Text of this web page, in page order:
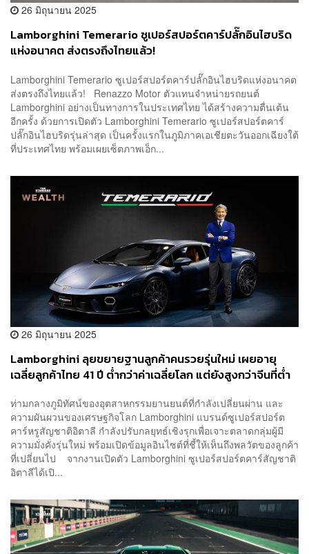
26 มิถุนายน 2025
Lamborghini Temerario ซูเปอร์สปอร์ตคาร์ปลั๊กอินไฮบริด
แห่งอนาคต ส่งตรงถึงไทยแล้ว!
Lamborghini Temerario ซูเปอร์สปอร์ตคาร์ปลั๊กอินไฮบริดแห่งอนาคต
ส่งตรงถึงไทยแล้ว! Renazzo Motor ตัวแทนจำหน่ายรถยนต์
Lamborghini อย่างเป็นทางการในประเทศไทย ได้สร้างความตื่นเต้น
อีกครั้ง ด้วยการเปิดตัว Lamborghini Temerario ซูเปอร์สปอร์ตคาร์
ปลั๊กอินไฮบริดรุ่นล่าสุด เป็นครั้งแรกในภูมิภาคเอเชียตะวันออกเฉียงใต้
ที่ประเทศไทย พร้อมเผยเซ็ตภาพเอ็ก...
26 มิถุนายน 2025
Lamborghini ลุยขยายฐานลูกค้าคนรวยรุ่นใหม่ เผยอายุ
เฉลี่ยลูกค้าไทย 41 ปี ต่ำกว่าค่าเฉลี่ยโลก แต่ยังสูงกว่าจีนที่ต่ำ
ท่ามกลางภูมิทัศน์ของอุตสาหกรรมยานยนต์ที่กำลังเปลี่ยนผ่าน และ
ความผันผวนของเศรษฐกิจโลก Lamborghini แบรนด์ซูเปอร์สปอร์ต
คาร์หรูสัญชาติอิตาลี กำลังปรับกลยุทธ์เชิงรุกเพื่อเจาะตลาดกลุ่มผู้มี
ความมั่งคั่งรุ่นใหม่ พร้อมเปิดข้อมูลอินไซต์ที่ชี้ให้เห็นถึงพลวัตของลูกค้า
ที่เปลี่ยนไป จากงานเปิดตัว Lamborghini ซูเปอร์สปอร์ตคาร์สัญชาติ
อิตาลีได้เปิ...